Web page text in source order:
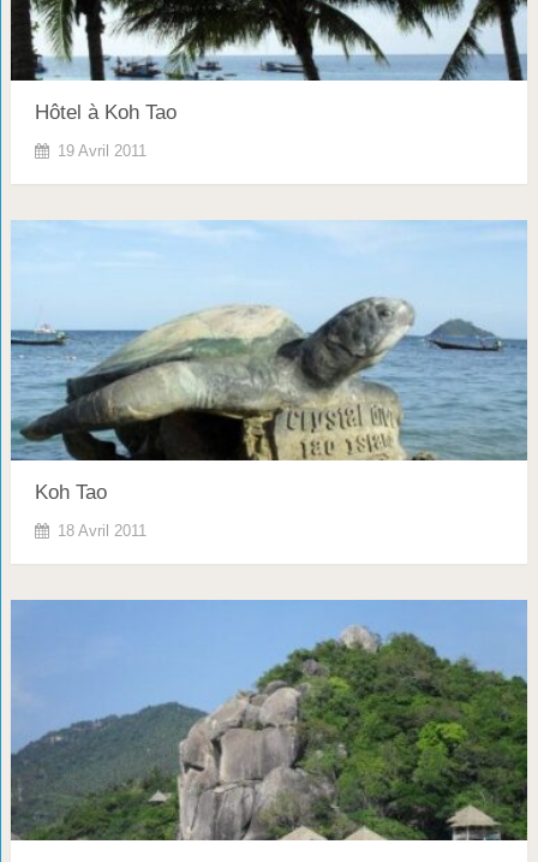
Hôtel à Koh Tao
19 Avril 2011
Koh Tao
18 Avril 2011